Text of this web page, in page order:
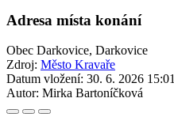
Adresa místa konání
Obec Darkovice, Darkovice
Zdroj: Město Kravaře
Datum vložení: 30. 6. 2026 15:01
Autor: Mirka Bartoníčková